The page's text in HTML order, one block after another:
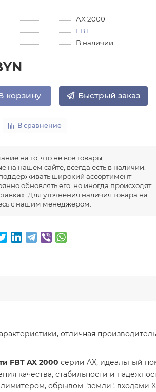
AX 2000
FBT
В наличии
корзину Быстрый заказ
В сравнение
на то, что не все товары,
на нашем сайте, всегда есть в наличии.
широкий ассортимент
обновлять его, но иногда происходят
Для уточнения наличия товара на
с нашим менеджером.
отличная
FBT AX 2000 серии AX, идеальный
качества, стабильности и
обрывом "земли", входами